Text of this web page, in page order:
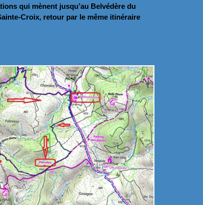
qui mènent jusqu’au Belvédère du
Croix, retour par le même itinéraire